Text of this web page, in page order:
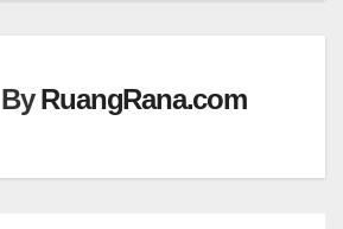
ByRuangRana.com